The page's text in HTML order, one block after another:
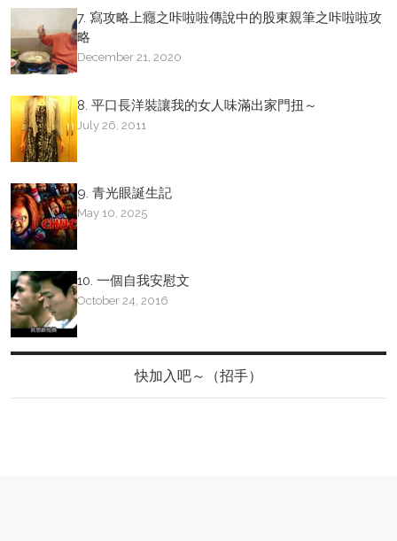
7. 寫攻略上癮之咔啦啦傳說中的股東親筆之咔啦啦攻
略
December 21, 2020
8. 平口長洋裝讓我的女人味滿出家門扭～
July 26, 2011
9. 青光眼誕生記
May 10, 2025
10. 一個自我安慰文
October 24, 2016
快加入吧～（招手）